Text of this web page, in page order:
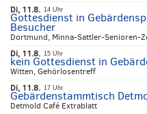
Di, 11.8. 14 Uhr
Gottesdienst in
Besucher
Dortmund, Minna-Sattler-Senioren-
Di, 11.8. 15 Uhr
kein Gottesdienst in
Witten, Gehörlosentreff
Di, 11.8. 17 Uhr
Gebärdenstammtisch
Detmold Café Extrablatt